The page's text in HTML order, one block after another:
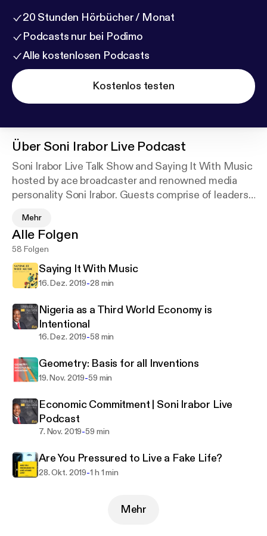
20 Stunden Hörbücher / Monat
Podcasts nur bei Podimo
Alle kostenlosen Podcasts
Kostenlos testen
Über Soni Irabor Live Podcast
Soni Irabor Live Talk Show and Saying It With Music
hosted by ace broadcaster and renowned media
personality Soni Irabor. Guests comprise of leaders
opinions on issues bordering on politics, economics,
education, entertainment, society, science and
technology and other spheres of influence in
Nigeria, Africa and beyond.
Mehr
Alle Folgen
58 Folgen
Saying It With Music
16. Dez. 2019-28 min
Nigeria as a Third World Economy is
Intentional
16. Dez. 2019-58 min
Geometry: Basis for all Inventions
19. Nov. 2019-59 min
Economic Commitment | Soni Irabor Live
Podcast
7. Nov. 2019-59 min
Are You Pressured to Live a Fake Life?
28. Okt. 2019-1 h 1 min
Mehr